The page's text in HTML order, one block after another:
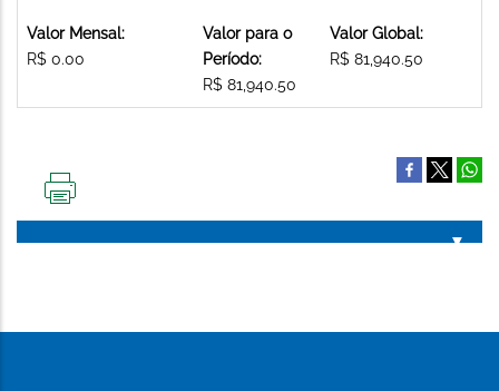
Valor Mensal:
R$ 0.00
Valor para o
Período:
R$ 81,940.50
Valor Global:
R$ 81,940.50
PÁGINA